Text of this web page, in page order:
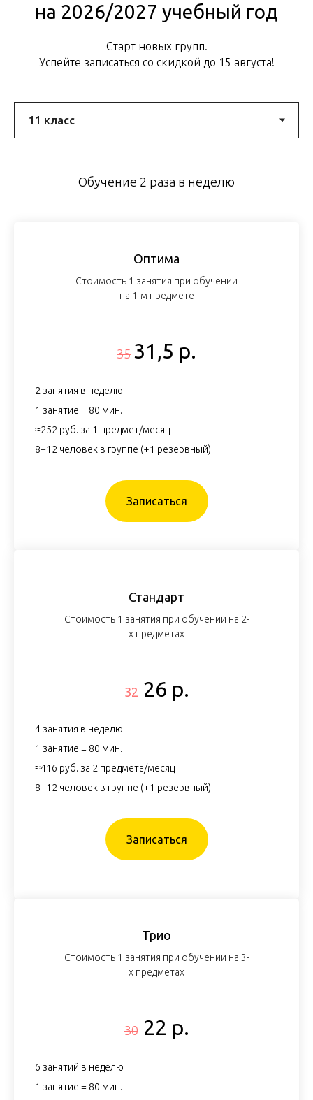
на 2026/2027 учебный год
Старт новых групп.
Успейте записаться со скидкой до 15 августа!
Обучение 2 раза в неделю
Оптима
Стоимость 1 занятия при обучении
на 1-м предмете
35 31,5 р.
2 занятия в неделю
1 занятие = 80 мин.
≈252 руб. за 1 предмет/месяц
8−12 человек в группе (+1 резервный)
Записаться
Стандарт
Стоимость 1 занятия при обучении на 2-
х предметах
3226 р.
4 занятия в неделю
1 занятие = 80 мин.
≈416 руб. за 2 предмета/месяц
8−12 человек в группе (+1 резервный)
Записаться
Трио
Стоимость 1 занятия при обучении на 3-
х предметах
3022 р.
6 занятий в неделю
1 занятие = 80 мин.